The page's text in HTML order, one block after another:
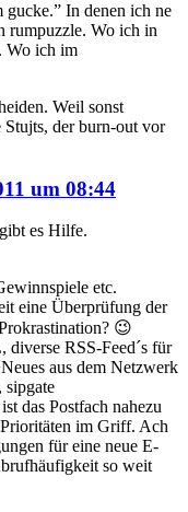
gucke.” In denen ich ne
rumpuzzle. Wo ich in
Wo ich im
Weil sonst
der burn-out vor
um 08:44
es Hilfe.
etc.
eine Überprüfung der
😉
RSS-Feed´s für
aus dem Netzwerk
das Postfach nahezu
im Griff. Ach
für eine neue E-
so weit